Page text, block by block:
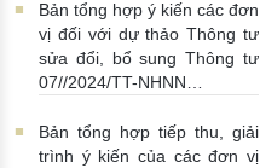
10:00:00
Bản tổng hợp ý kiến các đơn
vị đối với dự thảo Thông tư
sửa đổi, bổ sung Thông tư
07//2024/TT-NHNN
Bản tổng hợp tiếp thu, giải
trình ý kiến của các đơn vị